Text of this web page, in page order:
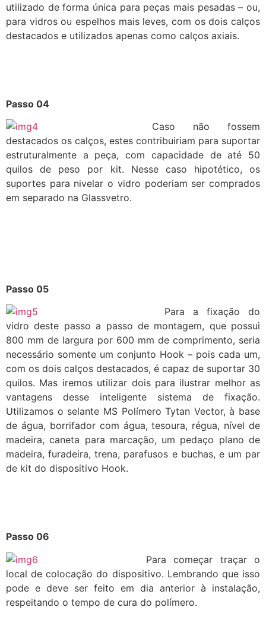
utilizado de forma única para peças mais pesadas – ou,
para vidros ou espelhos mais leves, com os dois calços
destacados e utilizados apenas como calços axiais.
Passo 04
Caso não fossem
destacados os calços, estes contribuiriam para suportar
estruturalmente a peça, com capacidade de até 50
quilos de peso por kit. Nesse caso hipotético, os
suportes para nivelar o vidro poderiam ser comprados
em separado na Glassvetro.
Passo 05
Para a fixação do
vidro deste passo a passo de montagem, que possui
800 mm de largura por 600 mm de comprimento, seria
necessário somente um conjunto Hook – pois cada um,
com os dois calços destacados, é capaz de suportar 30
quilos. Mas iremos utilizar dois para ilustrar melhor as
vantagens desse inteligente sistema de fixação.
Utilizamos o selante MS Polímero Tytan Vector, à base
de água, borrifador com água, tesoura, régua, nível de
madeira, caneta para marcação, um pedaço plano de
madeira, furadeira, trena, parafusos e buchas, e um par
de kit do dispositivo Hook.
Passo 06
Para começar traçar o
local de colocação do dispositivo. Lembrando que isso
pode e deve ser feito em dia anterior à instalação,
respeitando o tempo de cura do polímero.